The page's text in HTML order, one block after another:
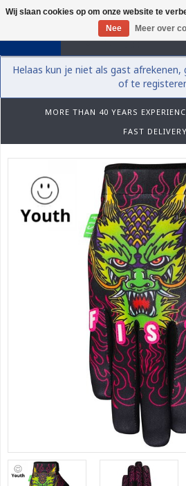
Helaas kun je niet als gast
of te
MORE THAN 40 YEARS
FAST DELIVERY
Wij slaan cookies op om onze website te
Nee
Meer over